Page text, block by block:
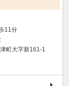
11分
町大字新161-1